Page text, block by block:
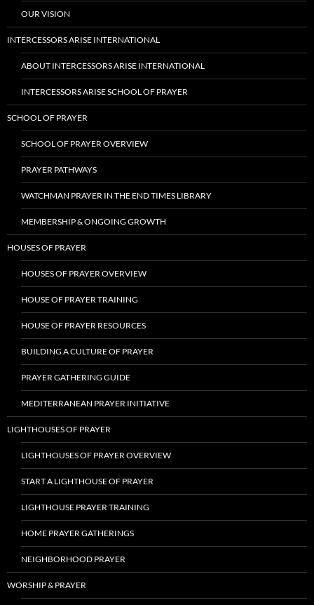
OUR VISION
INTERCESSORS ARISE INTERNATIONAL
ABOUT INTERCESSORS ARISE INTERNATIONAL
INTERCESSORS ARISE SCHOOL OF PRAYER
SCHOOL OF PRAYER
SCHOOL OF PRAYER OVERVIEW
PRAYER PATHWAYS
WATCHMAN PRAYER IN THE END TIMES LIBRARY
MEMBERSHIP & ONGOING GROWTH
HOUSES OF PRAYER
HOUSES OF PRAYER OVERVIEW
HOUSE OF PRAYER TRAINING
HOUSE OF PRAYER RESOURCES
BUILDING A CULTURE OF PRAYER
PRAYER GATHERING GUIDE
MEDITERRANEAN PRAYER INITIATIVE
LIGHTHOUSES OF PRAYER
LIGHTHOUSES OF PRAYER OVERVIEW
START A LIGHTHOUSE OF PRAYER
LIGHTHOUSE PRAYER TRAINING
HOME PRAYER GATHERINGS
NEIGHBORHOOD PRAYER
WORSHIP & PRAYER